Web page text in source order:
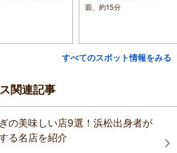
面、約15分
すべてのスポット情報をみる
関連記事
の美味しい店9選！浜松出身者が
る名店を紹介